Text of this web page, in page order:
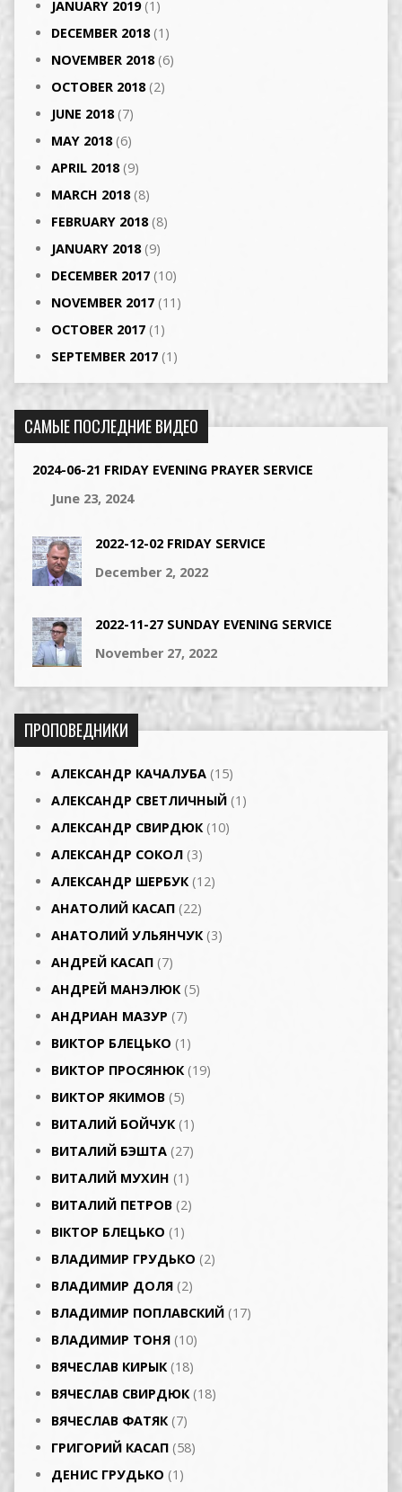
JANUARY 2019(1)
DECEMBER 2018(1)
NOVEMBER 2018(6)
OCTOBER 2018(2)
JUNE 2018(7)
MAY 2018(6)
APRIL 2018(9)
MARCH 2018(8)
FEBRUARY 2018(8)
JANUARY 2018(9)
DECEMBER 2017 (10)
NOVEMBER 2017 (11)
OCTOBER 2017 (1)
SEPTEMBER 2017 (1)
САМЫЕ ПОСЛЕДНИЕ ВИДЕО
2024-06-21 FRIDAY EVENING PRAYER SERVICE
June 23, 2024
2022-12-02 FRIDAY SERVICE
December 2, 2022
2022-11-27 SUNDAY EVENING SERVICE
November 27, 2022
ПРОПОВЕДНИКИ
АЛЕКСАНДР КАЧАЛУБА (15)
АЛЕКСАНДР СВЕТЛИЧНЫЙ (1)
АЛЕКСАНДР СВИРДЮК(10)
АЛЕКСАНДР СОКОЛ (3)
АЛЕКСАНДР ШЕРБУК(12)
АНАТОЛИЙ КАСАП (22)
АНАТОЛИЙ УЛЬЯНЧУК(3)
АНДРЕЙ КАСАП (7)
АНДРЕЙ МАНЭЛЮК(5)
АНДРИАН МАЗУР (7)
ВИКТОР БЛЕЦЬКО (1)
ВИКТОР ПРОСЯНЮК(19)
ВИКТОР ЯКИМОВ (5)
ВИТАЛИЙ БОЙЧУК(1)
ВИТАЛИЙ БЭШТА (27)
ВИТАЛИЙ МУХИН (1)
ВИТАЛИЙ ПЕТРОВ (2)
ВІКТОР БЛЕЦЬКО (1)
ВЛАДИМИР ГРУДЬКО (2)
ВЛАДИМИР ДОЛЯ (2)
ВЛАДИМИР ПОПЛАВСКИЙ (17)
ВЛАДИМИР ТОНЯ (10)
ВЯЧЕСЛАВ КИРЫК(18)
ВЯЧЕСЛАВ СВИРДЮК(18)
ВЯЧЕСЛАВ ФАТЯК(7)
ГРИГОРИЙ КАСАП (58)
ДЕНИС ГРУДЬКО (1)